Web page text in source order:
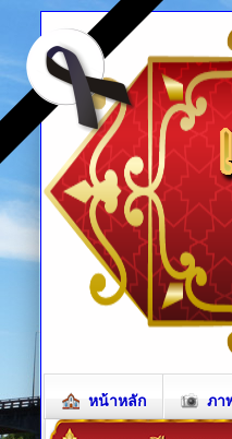
หน้าหลัก ภา